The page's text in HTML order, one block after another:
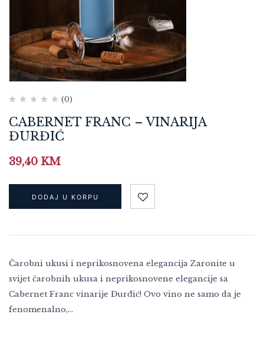
(0)
CABERNET FRANC – VINARIJA
ĐURĐIĆ
39,40 KM
DODAJ U KORPU
Čarobni ukusi i neprikosnovena elegancija Zaronite u
svijet čarobnih ukusa i neprikosnovene elegancije sa
Cabernet Franc vinarije Đurđić! Ovo vino ne samo da je
fenomenalno,…